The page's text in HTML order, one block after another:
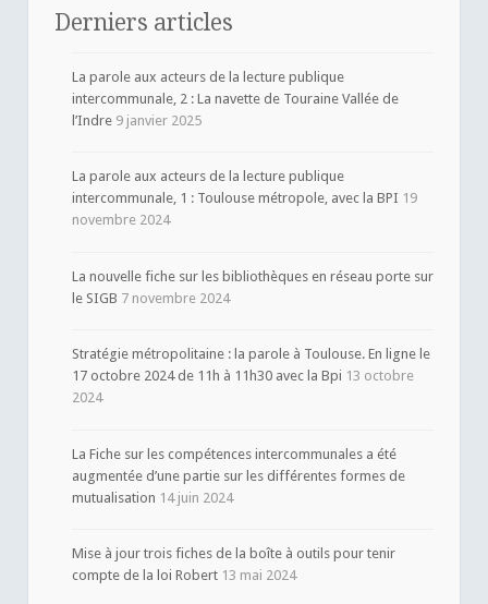
Derniers articles
La parole aux acteurs de la lecture publique
intercommunale, 2 : La navette de Touraine Vallée de
l’Indre 9 janvier 2025
La parole aux acteurs de la lecture publique
intercommunale, 1 : Toulouse métropole, avec la BPI 19
novembre 2024
La nouvelle fiche sur les bibliothèques en réseau porte sur
le SIGB 7 novembre 2024
Stratégie métropolitaine : la parole à Toulouse. En ligne le
17 octobre 2024 de 11h à 11h30 avec la Bpi 13 octobre
2024
La Fiche sur les compétences intercommunales a été
augmentée d’une partie sur les différentes formes de
mutualisation 14 juin 2024
Mise à jour trois fiches de la boîte à outils pour tenir
compte de la loi Robert 13 mai 2024